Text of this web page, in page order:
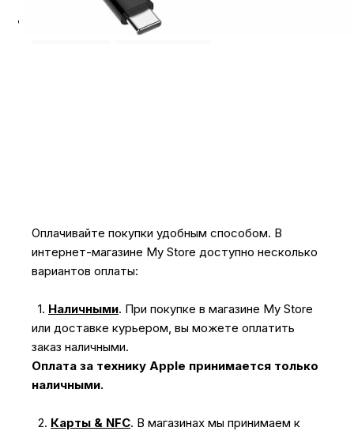
Доставка
Оплачивайте покупки удобным способом. В
интернет-магазине My Store доступно несколько
вариантов оплаты:
1. Наличными. При покупке в магазине My Store
или доставке курьером, вы можете оплатить
заказ наличными.
Оплата за технику Apple принимается только
наличными.
2. Карты & NFC. В магазинах мы принимаем к